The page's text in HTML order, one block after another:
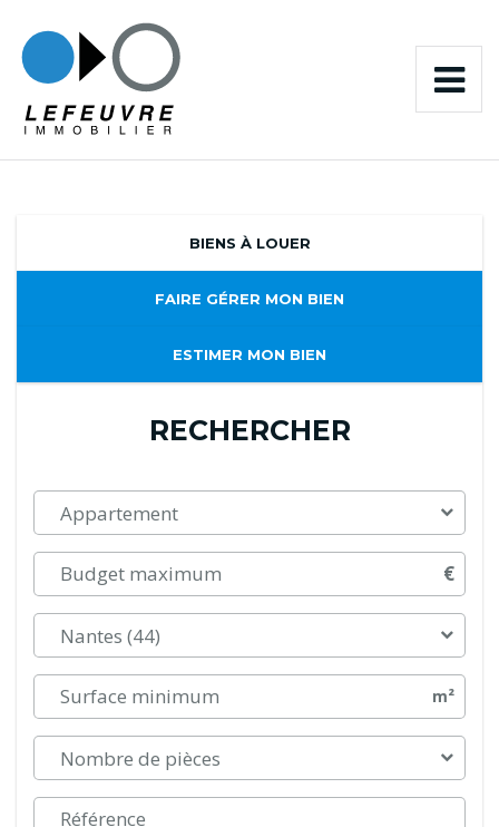
BIENS À LOUER
FAIRE GÉRER MON BIEN
ESTIMER MON BIEN
RECHERCHER
Appartement
€
Nantes (44)
m²
Nombre de pièces